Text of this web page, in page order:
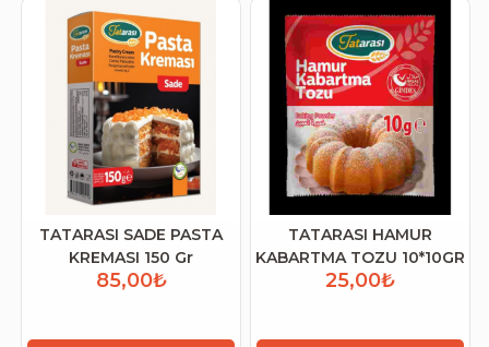
TATARASI SADE PASTA
KREMASI 150 Gr
85,00₺
TATARASI HAMUR
KABARTMA TOZU 10*10GR
25,00₺